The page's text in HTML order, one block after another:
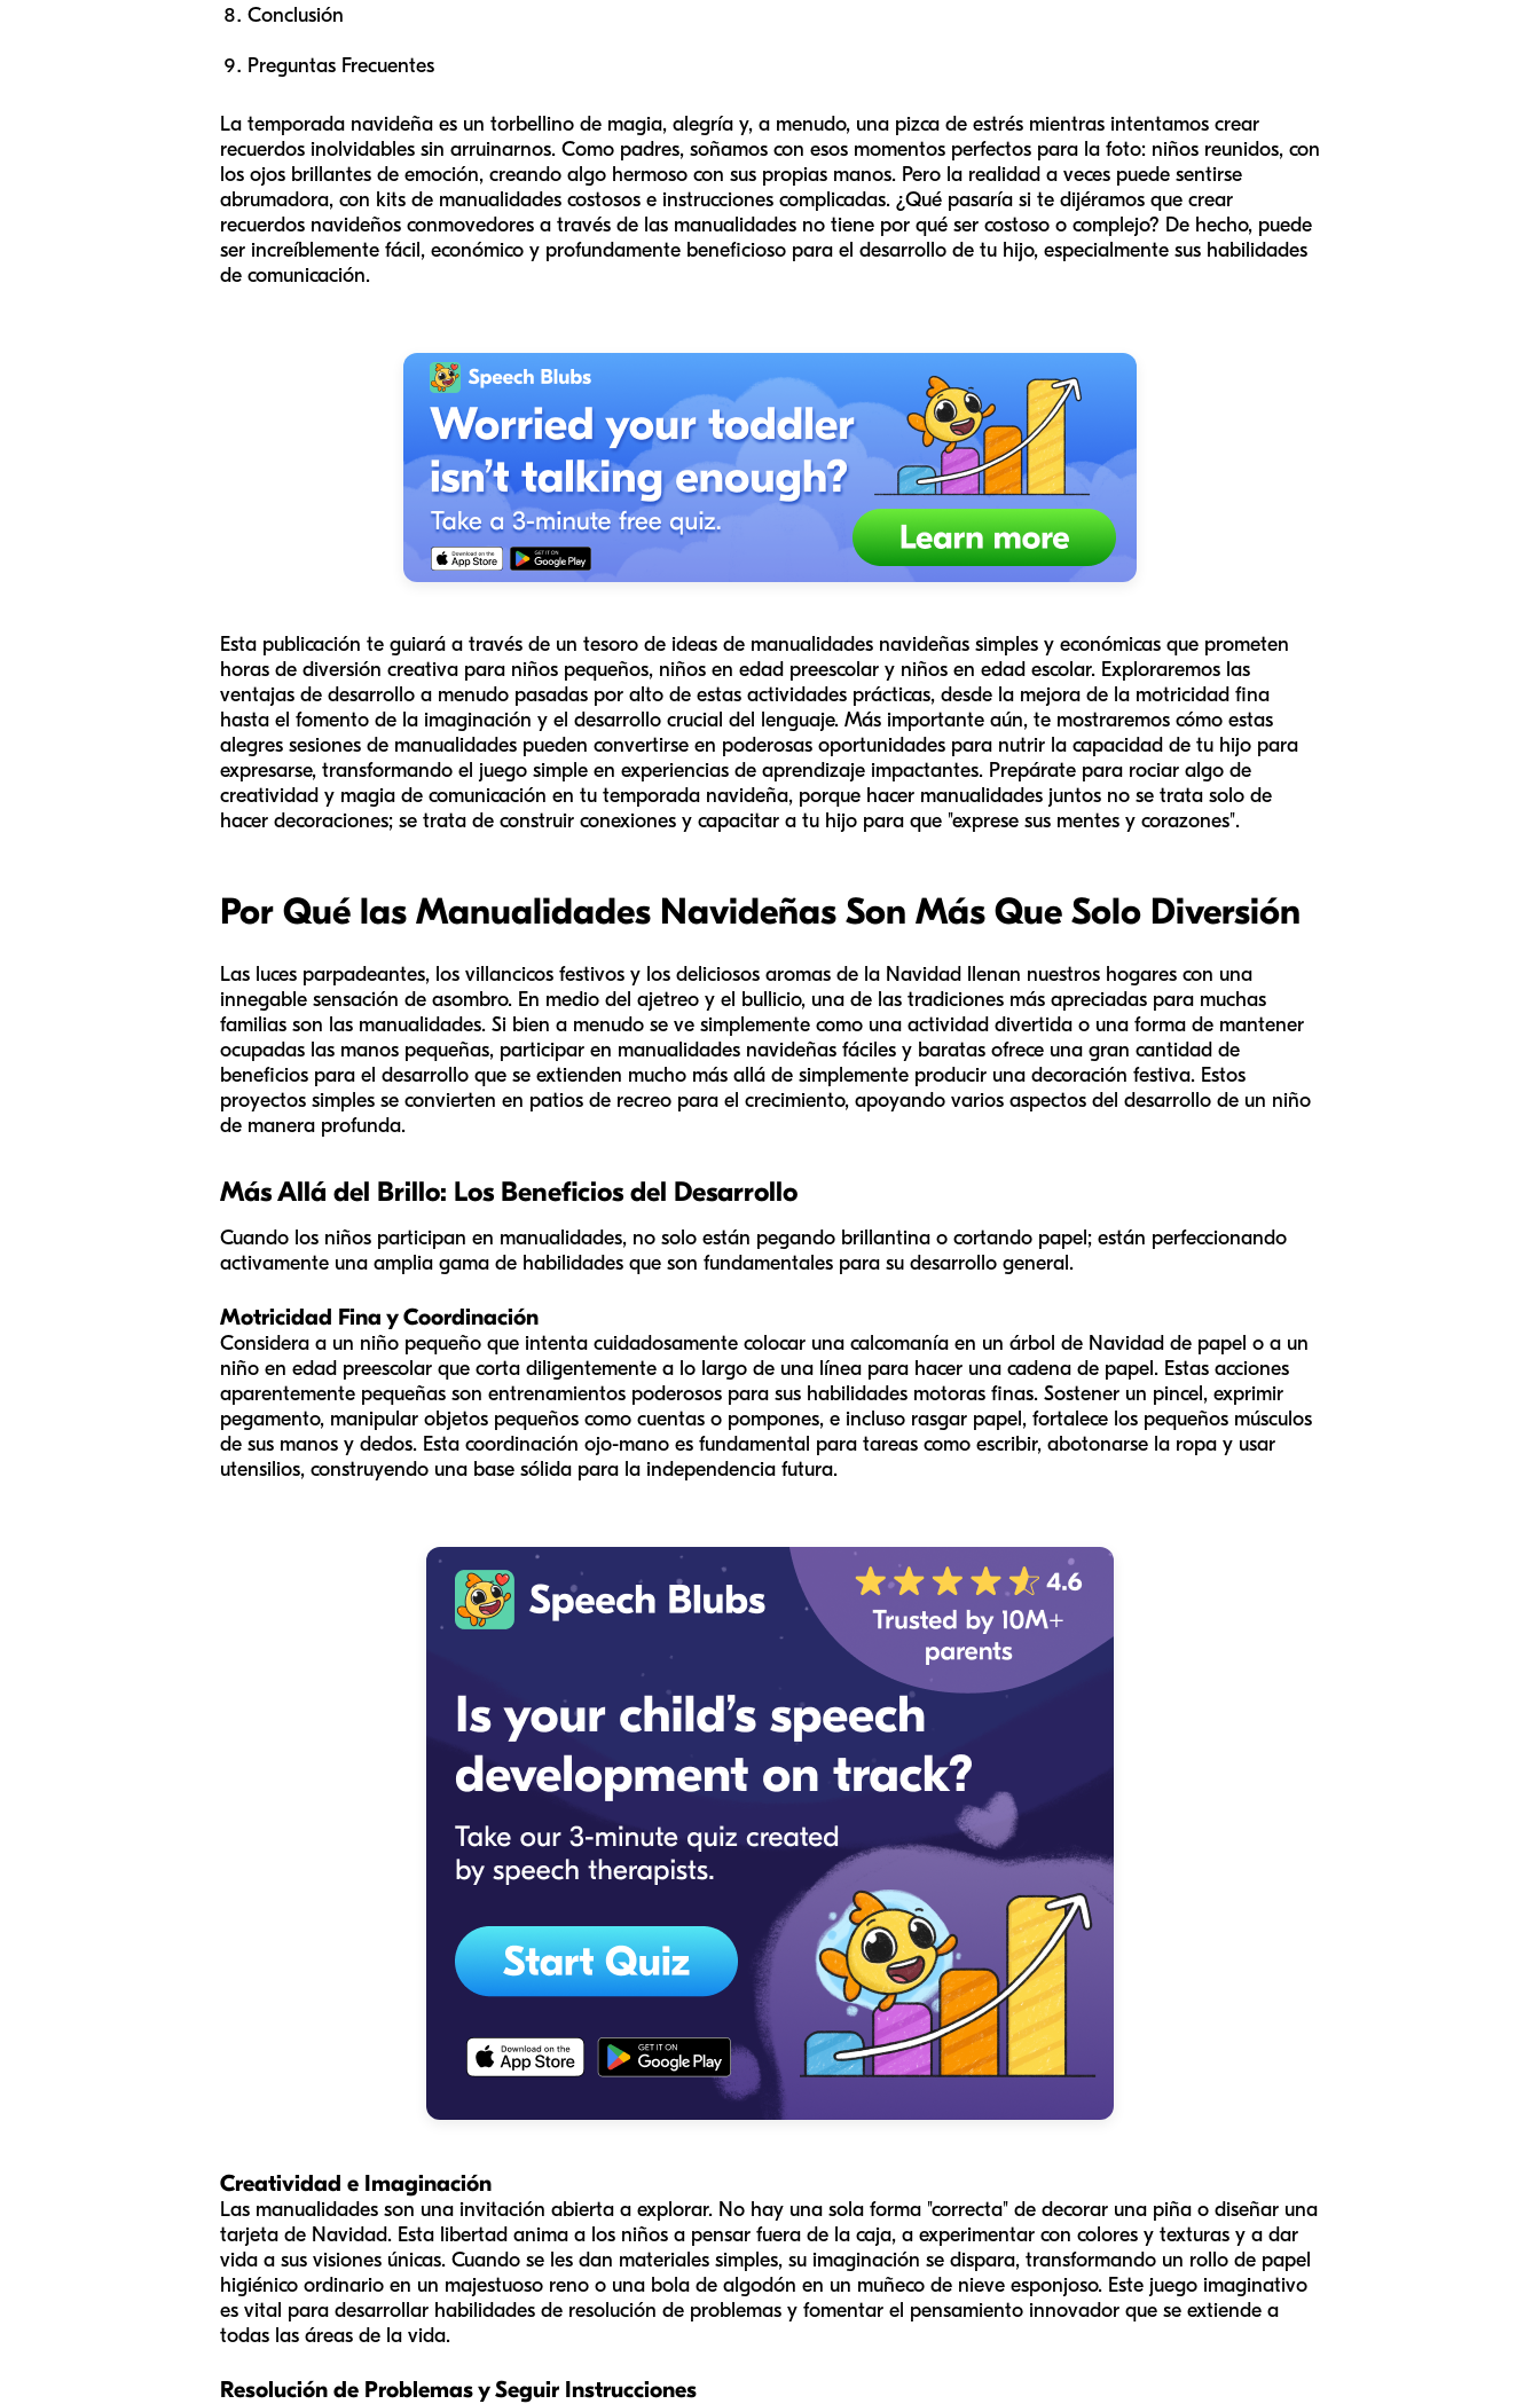
Conclusión
Preguntas Frecuentes
La temporada navideña es un torbellino de magia, alegría y, a menudo, una pizca de estrés mientras intentamos crear
recuerdos inolvidables sin arruinarnos. Como padres, soñamos con esos momentos perfectos para la foto: niños reunidos, con
los ojos brillantes de emoción, creando algo hermoso con sus propias manos. Pero la realidad a veces puede sentirse
abrumadora, con kits de manualidades costosos e instrucciones complicadas. ¿Qué pasaría si te dijéramos que crear
recuerdos navideños conmovedores a través de las manualidades no tiene por qué ser costoso o complejo? De hecho, puede
ser increíblemente fácil, económico y profundamente beneficioso para el desarrollo de tu hijo, especialmente sus habilidades
de comunicación.
Esta publicación te guiará a través de un tesoro de ideas de manualidades navideñas simples y económicas que prometen
horas de diversión creativa para niños pequeños, niños en edad preescolar y niños en edad escolar. Exploraremos las
ventajas de desarrollo a menudo pasadas por alto de estas actividades prácticas, desde la mejora de la motricidad fina
hasta el fomento de la imaginación y el desarrollo crucial del lenguaje. Más importante aún, te mostraremos cómo estas
alegres sesiones de manualidades pueden convertirse en poderosas oportunidades para nutrir la capacidad de tu hijo para
expresarse, transformando el juego simple en experiencias de aprendizaje impactantes. Prepárate para rociar algo de
creatividad y magia de comunicación en tu temporada navideña, porque hacer manualidades juntos no se trata solo de
hacer decoraciones; se trata de construir conexiones y capacitar a tu hijo para que "exprese sus mentes y corazones".
Por Qué las Manualidades Navideñas Son Más Que Solo Diversión
Las luces parpadeantes, los villancicos festivos y los deliciosos aromas de la Navidad llenan nuestros hogares con una
innegable sensación de asombro. En medio del ajetreo y el bullicio, una de las tradiciones más apreciadas para muchas
familias son las manualidades. Si bien a menudo se ve simplemente como una actividad divertida o una forma de mantener
ocupadas las manos pequeñas, participar en manualidades navideñas fáciles y baratas ofrece una gran cantidad de
beneficios para el desarrollo que se extienden mucho más allá de simplemente producir una decoración festiva. Estos
proyectos simples se convierten en patios de recreo para el crecimiento, apoyando varios aspectos del desarrollo de un niño
de manera profunda.
Más Allá del Brillo: Los Beneficios del Desarrollo
Cuando los niños participan en manualidades, no solo están pegando brillantina o cortando papel; están perfeccionando
activamente una amplia gama de habilidades que son fundamentales para su desarrollo general.
Motricidad Fina y Coordinación
Considera a un niño pequeño que intenta cuidadosamente colocar una calcomanía en un árbol de Navidad de papel o a un
niño en edad preescolar que corta diligentemente a lo largo de una línea para hacer una cadena de papel. Estas acciones
aparentemente pequeñas son entrenamientos poderosos para sus habilidades motoras finas. Sostener un pincel, exprimir
pegamento, manipular objetos pequeños como cuentas o pompones, e incluso rasgar papel, fortalece los pequeños músculos
de sus manos y dedos. Esta coordinación ojo-mano es fundamental para tareas como escribir, abotonarse la ropa y usar
utensilios, construyendo una base sólida para la independencia futura.
Creatividad e Imaginación
Las manualidades son una invitación abierta a explorar. No hay una sola forma "correcta" de decorar una piña o diseñar una
tarjeta de Navidad. Esta libertad anima a los niños a pensar fuera de la caja, a experimentar con colores y texturas y a dar
vida a sus visiones únicas. Cuando se les dan materiales simples, su imaginación se dispara, transformando un rollo de papel
higiénico ordinario en un majestuoso reno o una bola de algodón en un muñeco de nieve esponjoso. Este juego imaginativo
es vital para desarrollar habilidades de resolución de problemas y fomentar el pensamiento innovador que se extiende a
todas las áreas de la vida.
Resolución de Problemas y Seguir Instrucciones